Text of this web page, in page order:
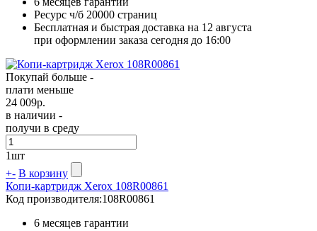
Ресурс ч/б 20000 страниц
Бесплатная и быстрая доставка на 12 августа
при оформлении заказа сегодня до 16:00
Покупай больше -
плати меньше
24 009р.
в наличии -
получи в среду
1шт
+- В корзину
Копи-картридж Xerox 108R00861
Код производителя:108R00861
6 месяцев гарантии